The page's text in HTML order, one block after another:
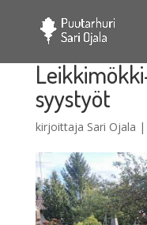
syystyöt
kirjoittaja Sari Ojala